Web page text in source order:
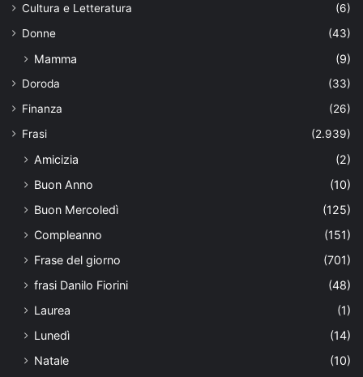
Cultura e Letteratura
(6)
Donne
(43)
Mamma (9)
Doroda
(33)
Finanza
(26)
Frasi
(2.939)
Amicizia
(2)
Buon Anno
(10)
Buon Mercoledì
(125)
Compleanno
(151)
Frase del giorno
(701)
frasi Danilo Fiorini
(48)
Laurea
(1)
Lunedì
(14)
Natale
(10)